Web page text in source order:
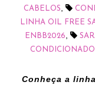
CABELOS,
LINHA OIL FREE
ENBB2026,
Conheça a